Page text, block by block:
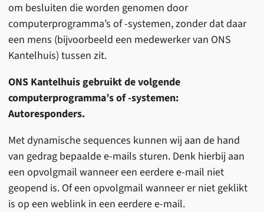
om besluiten die worden genomen door
computerprogramma’s of -systemen, zonder dat daar
een mens (bijvoorbeeld een medewerker van ONS
Kantelhuis) tussen zit.
ONS Kantelhuis gebruikt de volgende
computerprogramma’s of -systemen:
Autoresponders.
Met dynamische sequences kunnen wij aan de hand
van gedrag bepaalde e-mails sturen. Denk hierbij aan
een opvolgmail wanneer een eerdere e-mail niet
geopend is. Of een opvolgmail wanneer er niet geklikt
is op een weblink in een eerdere e-mail.